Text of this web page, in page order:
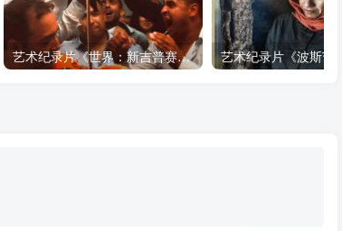
艺术纪录片《世界：新吉普赛之王 This World: The New Gypsy Kings》下载